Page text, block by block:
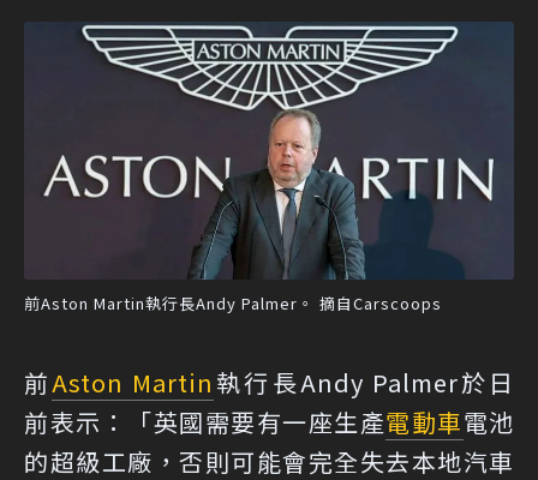
前Aston Martin執行長Andy Palmer。 摘自Carscoops
前Aston Martin 執行長Andy Palmer於日
前表示：「英國需要有一座生產電動車電池
的超級工廠，否則可能會完全失去本地汽車